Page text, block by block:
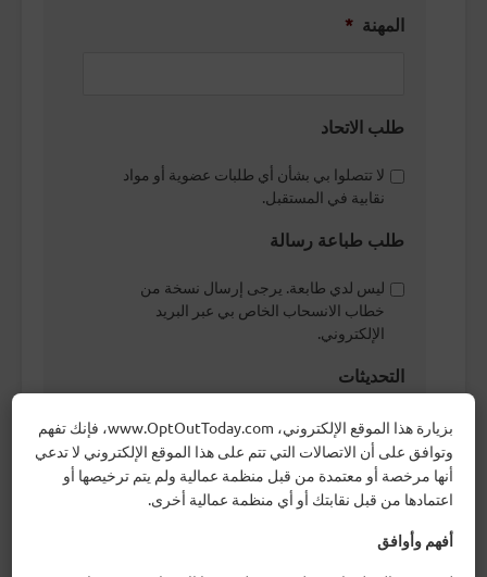
المهنة *
طلب الاتحاد
لا تتصلوا بي بشأن أي طلبات عضوية أو مواد
نقابية في المستقبل.
طلب طباعة رسالة
ليس لدي طابعة. يرجى إرسال نسخة من
خطاب الانسحاب الخاص بي عبر البريد
الإلكتروني.
التحديثات
أرغب في الحصول على مزيد من المعلومات
حول فرص التواصل والتطوير المهني
للموظفين العموميين الذين انسحبوا من
نقابتهم.
كيف سمعت عنا؟
بزيارة هذا الموقع الإلكتروني، www.OptOutToday.com، فإنك تفهم
وتوافق على أن الاتصالات التي تتم على هذا الموقع الإلكتروني لا تدعي
أنها مرخصة أو معتمدة من قبل منظمة عمالية ولم يتم ترخيصها أو
اعتمادها من قبل نقابتك أو أي منظمة عمالية أخرى.
أفهم وأوافق